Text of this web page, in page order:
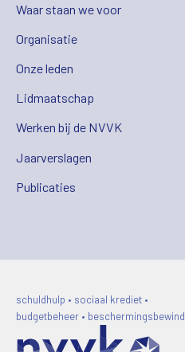
Waar staan we voor
Organisatie
Onze leden
Lidmaatschap
Werken bij de NVVK
Jaarverslagen
Publicaties
schuldhulp • sociaal krediet •
budgetbeheer • beschermingsbewind